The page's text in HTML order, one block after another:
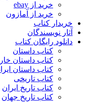
خرید از ebay
خرید از آمازون
خریدار کتاب
آثار نویسندگان
دانلود رایگان کتاب
کتاب داستان
کتاب داستان
کتاب داستان
کتاب تاریخی
کتاب تاریخ ایران
کتاب تاریخ جهان